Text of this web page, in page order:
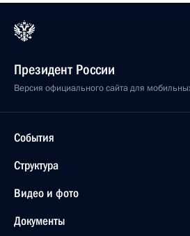
Президент России
Версия официального сайта для
События
Структура
Видео и фото
Документы